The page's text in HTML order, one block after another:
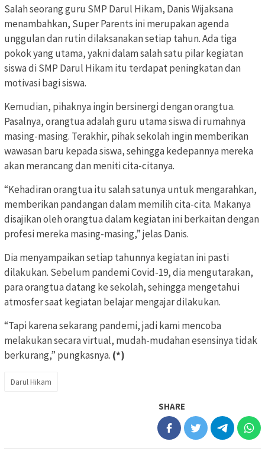
Salah seorang guru SMP Darul Hikam, Danis Wijaksana
menambahkan, Super Parents ini merupakan agenda
unggulan dan rutin dilaksanakan setiap tahun. Ada tiga
pokok yang utama, yakni dalam salah satu pilar kegiatan
siswa di SMP Darul Hikam itu terdapat peningkatan dan
motivasi bagi siswa.
Kemudian, pihaknya ingin bersinergi dengan orangtua.
Pasalnya, orangtua adalah guru utama siswa di rumahnya
masing-masing. Terakhir, pihak sekolah ingin memberikan
wawasan baru kepada siswa, sehingga kedepannya mereka
akan merancang dan meniti cita-citanya.
“Kehadiran orangtua itu salah satunya untuk mengarahkan,
memberikan pandangan dalam memilih cita-cita. Makanya
disajikan oleh orangtua dalam kegiatan ini berkaitan dengan
profesi mereka masing-masing,” jelas Danis.
Dia menyampaikan setiap tahunnya kegiatan ini pasti
dilakukan. Sebelum pandemi Covid-19, dia mengutarakan,
para orangtua datang ke sekolah, sehingga mengetahui
atmosfer saat kegiatan belajar mengajar dilakukan.
“Tapi karena sekarang pandemi, jadi kami mencoba
melakukan secara virtual, mudah-mudahan esensinya tidak
berkurang,” pungkasnya. (*)
Darul Hikam
SHARE